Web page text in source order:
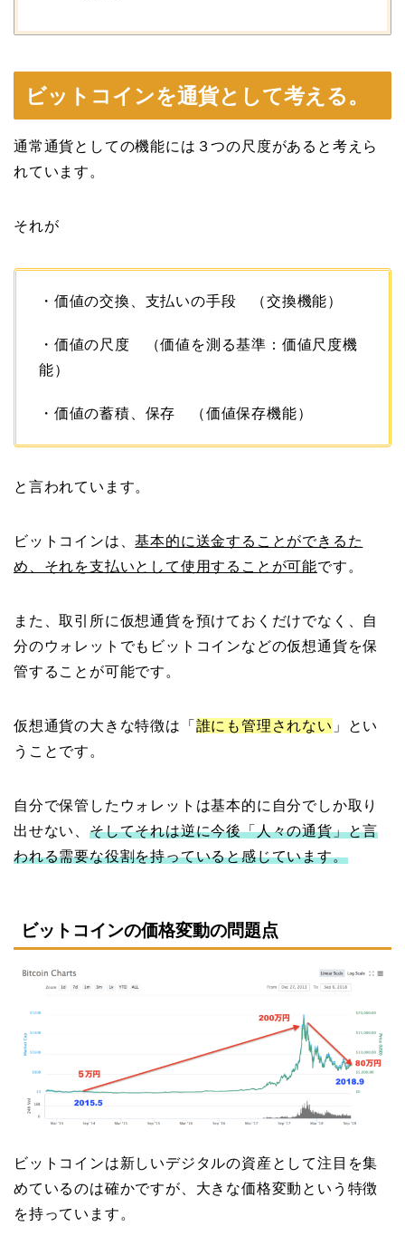
ビットコインを通貨として考える。
通常通貨としての機能には３つの尺度があると考えら
れています。
それが
・価値の交換、支払いの手段 （交換機能）
・価値の尺度 （価値を測る基準：価値尺度機
能）
・価値の蓄積、保存 （価値保存機能）
と言われています。
ビットコインは、基本的に送金することができるた
め、それを支払いとして使用することが可能です。
また、取引所に仮想通貨を預けておくだけでなく、自
分のウォレットでもビットコインなどの仮想通貨を保
管することが可能です。
仮想通貨の大きな特徴は「 誰にも管理されない 」とい
うことです。
自分で保管したウォレットは基本的に自分でしか取り
出せない、 そしてそれは逆に今後「人々の通貨」と言
われる需要な役割を持っていると感じています。
ビットコインの価格変動の問題点
ビットコインは新しいデジタルの資産として注目を集
めているのは確かですが、大きな価格変動という特徴
を持っています。